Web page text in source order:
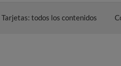
Tarjetas: todos los contenidos